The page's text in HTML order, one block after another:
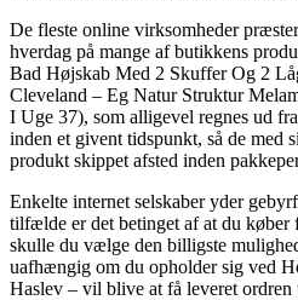
De fleste online virksomheder
hverdag på mange af butikkens
Bad Højskab Med 2 Skuffer Og 2
Cleveland – Eg Natur Struktur
I Uge 37), som alligevel regnes ud
inden et givent tidspunkt, så de med
produkt skippet afsted inden
Enkelte internet selskaber yder
tilfælde er det betinget af at du køber
skulle du vælge den billigste
uafhængig om du opholder sig ved
Haslev – vil blive at få leveret ordren